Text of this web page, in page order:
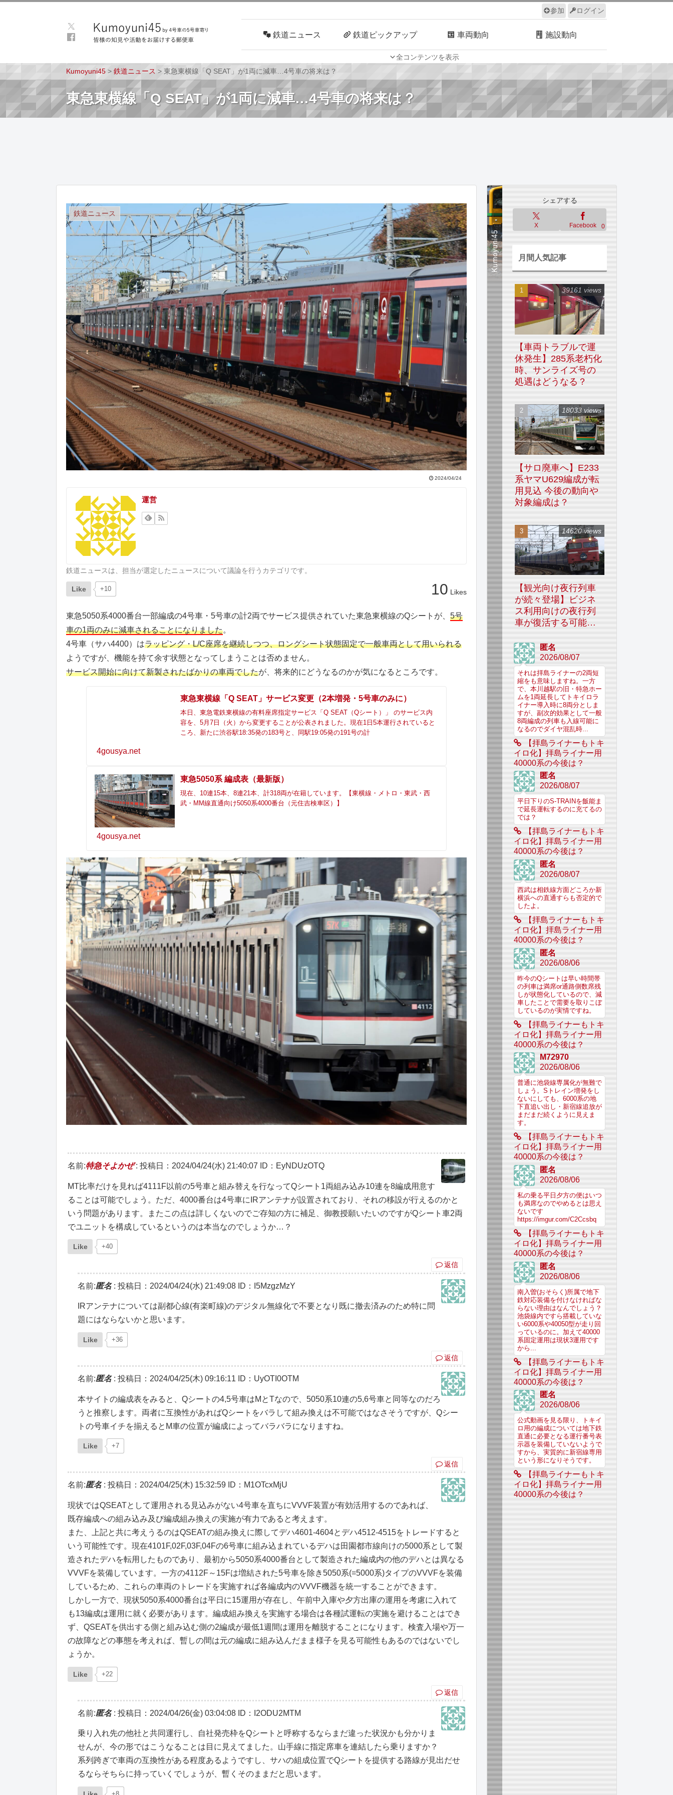
ログイン
参加
全コンテンツを表示
鉄道ニュース 鉄道ピックアップ 車両動向 施設動向
車両技術 路線探訪 ルール サイトについて
Kumoyuni45 > 鉄道ニュース > 東急東横線「Q SEAT」が1両に減車…4号車の将来は？
東急東横線「Q SEAT」が1両に減車…4号車の将来は？
鉄道ニュース
2024/04/24
運営
鉄道ニュースは、担当が選定したニュースについて議論を行うカテゴリです。
Like +10 10 Likes
東急5050系4000番台一部編成の4号車・5号車の計2両でサービス提供されていた東急東横線のQシートが、 5号
車の1両のみに減車されることになりました。
4号車（サハ4400）はラッピング・L/C座席を継続しつつ、ロングシート状態固定で一般車両として用いられる
ようですが、機能を持て余す状態となってしまうことは否めません。
サービス開始に向けて新製されたばかりの車両でしたが、将来的にどうなるのかが気になるところです。
東急東横線「Q SEAT」サービス変更（2本増発・5号車のみに）
本日、東急電鉄東横線の有料座席指定サービス「Q SEAT（Qシート）」 のサービス内
容を、5月7日（火）から変更することが公表されました。現在1日5本運行されていると
ころ、新たに渋谷駅18:35発の183号と、同駅19:05発の191号の計
4gousya.net
東急5050系 編成表（最新版）
現在、10連15本、8連21本、計318両が在籍しています。【東横線・メトロ・東武・西
武・MM線直通向け5050系4000番台（元住吉検車区）】
4gousya.net
名前:特急そよかぜ: 投稿日：2024/04/24(水) 21:40:07 ID：EyNDUzOTQ
MT比率だけを見れば4111F以前の5号車と組み替えを行なってQシート1両組み込み10連を8編成用意す
ることは可能でしょう。ただ、4000番台は4号車にIRアンテナが設置されており、それの移設が行えるのかと
いう問題があります。またこの点は詳しくないのでご存知の方に補足、御教授願いたいのですがQシート車2両
でユニットを構成しているというのは本当なのでしょうか…？
Like +40
返信
名前:匿名: 投稿日：2024/04/24(水) 21:49:08 ID：I5MzgzMzY
IRアンテナについては副都心線(有楽町線)のデジタル無線化で不要となり既に撤去済みのため特に問
題にはならないかと思います。
Like +36
返信
名前:匿名: 投稿日：2024/04/25(木) 09:16:11 ID：UyOTI0OTM
本サイトの編成表をみると、Qシートの4,5号車はMとTなので、5050系10連の5,6号車と同等なのだろ
うと推察します。両者に互換性があればQシートをバラして組み換えは不可能ではなさそうですが、Qシー
トの号車イチを揃えるとM車の位置が編成によってバラバラになりますね。
Like +7
返信
名前:匿名: 投稿日：2024/04/25(木) 15:32:59 ID：M1OTcxMjU
現状ではQSEATとして運用される見込みがない4号車を直ちにVVVF装置が有効活用するのであれば、
既存編成への組み込み及び編成組み換えの実施が有力であると考えます。
また、上記と共に考えうるのはQSEATの組み換えに際してデハ4601-4604とデハ4512-4515をトレードすると
いう可能性です。現在4101F,02F,03F,04Fの6号車に組み込まれているデハは田園都市線向けの5000系として製
造されたデハを転用したものであり、最初から5050系4000番台として製造された編成内の他のデハとは異なる
VVVFを装備しています。一方の4112F～15Fは増結された5号車を除き5050系(=5000系)タイプのVVVFを装備
しているため、これらの車両のトレードを実施すれば各編成内のVVVF機器を統一することができます。
しかし一方で、現状5050系4000番台は平日に15運用が存在し、午前中入庫や夕方出庫の運用を考慮に入れて
も13編成は運用に就く必要があります。編成組み換えを実施する場合は各種試運転の実施を避けることはでき
ず、QSEATを供出する側と組み込む側の2編成が最低1週間は運用を離脱することになります。検査入場や万一
の故障などの事態を考えれば、暫しの間は元の編成に組み込んだまま様子を見る可能性もあるのではないでし
ょうか。
Like +22
返信
名前:匿名: 投稿日：2024/04/26(金) 03:04:08 ID：I2ODU2MTM
乗り入れ先の他社と共同運行し、自社発売枠をQシートと呼称するならまだ違った状況かも分かりま
せんが、今の形ではこうなることは目に見えてました。山手線に指定席車を連結したら乗りますか？
系列跨ぎで車両の互換性がある程度あるようですし、サハの組成位置でQシートを提供する路線が見出だせ
るならそちらに持っていくでしょうが、暫くそのままだと思います。
シェアする
X Facebook 0
月間人気記事
【車両トラブルで運
休発生】285系老朽化
時、サンライズ号の
処遇はどうなる？
39161 views
【サロ廃車へ】E233
系ヤマU629編成が転
用見込 今後の動向や
対象編成は？
18033 views
【観光向け夜行列車
が続々登場】ビジネ
ス利用向けの夜行列
車が復活する可能性
14620 views
匿名
2026/08/07
それは拝島ライナーの2両短
縮をも意味しますね。一方
で、本川越駅の旧・特急ホー
ムを1両延長してトキイロラ
イナー導入時に8両分としま
すが、副次的効果として一般
8両編成の列車も入線可能に
なるのでダイヤ混乱時...
【拝島ライナーもトキ
イロ化】拝島ライナー用
40000系の今後は？
匿名
2026/08/07
平日下りのS-TRAINを飯能ま
で延長運転するのに充てるの
では？
【拝島ライナーもトキ
イロ化】拝島ライナー用
40000系の今後は？
匿名
2026/08/07
西武は相鉄線方面どころか新
横浜への直通すらも否定的で
したよ。
【拝島ライナーもトキ
イロ化】拝島ライナー用
40000系の今後は？
匿名
2026/08/06
昨今のQシートは早い時間帯
の列車は満席or通路側数席残
しが状態化しているので、減
車したことで需要を取りこぼ
しているのが実情ですね。
【拝島ライナーもトキ
イロ化】拝島ライナー用
40000系の今後は？
M72970
2026/08/06
普通に池袋線専属化が無難で
しょう。Sトレイン増発をし
ないにしても、6000系の地
下直追い出し・新宿線追放が
まだまだ続くように見えま
す。
【拝島ライナーもトキ
イロ化】拝島ライナー用
40000系の今後は？
匿名
2026/08/06
私の乗る平日夕方の便はいつ
も満席なのでやめるとは思え
ないです
https://imgur.com/C2Ccsbq
【拝島ライナーもトキ
イロ化】拝島ライナー用
40000系の今後は？
匿名
2026/08/06
南入曽(おそらく)所属で地下
鉄対応装備を付けなければな
らない理由はなんでしょう？
池袋線内ですら搭載していな
い6000系や40050型が走り回
っているのに。加えて40000
系固定運用は現状3運用です
から...
【拝島ライナーもトキ
イロ化】拝島ライナー用
40000系の今後は？
匿名
2026/08/06
公式動画を見る限り、トキイ
ロ用の編成については地下鉄
直通に必要となる運行番号表
示器を装備していないようで
すから、実質的に新宿線専用
という形になりそうです。
【拝島ライナーもトキ
イロ化】拝島ライナー用
40000系の今後は？